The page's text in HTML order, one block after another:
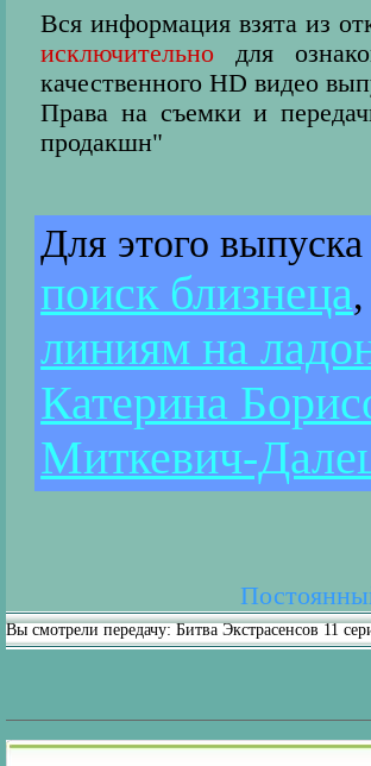
Вся информация взята из
исключительно для
качественного HD видео
Права на съемки и
продакшн"
Для этого
поиск близнеца
линиям на
Катерина
Миткевич-
Вы смотрели передачу: Битва Экстрасенсов 11